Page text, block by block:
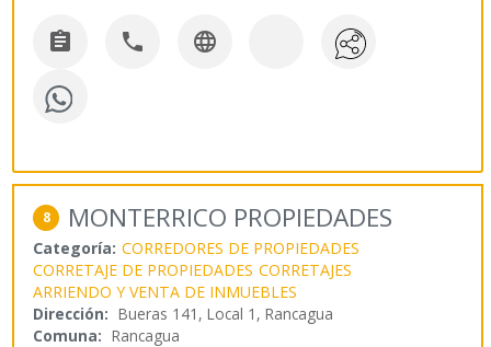
  
8 MONTERRICO PROPIEDADES
Categoría: CORREDORES DE PROPIEDADES
CORRETAJE DE PROPIEDADES CORRETAJES
ARRIENDO Y VENTA DE INMUEBLES
Dirección: Bueras 141, Local 1, Rancagua
Comuna: Rancagua